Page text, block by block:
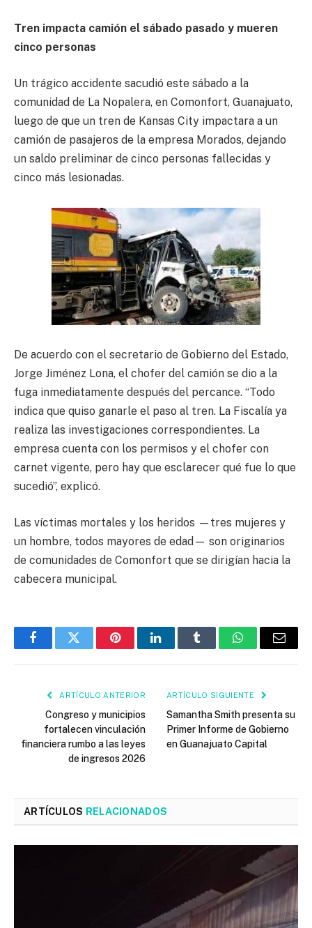
Tren impacta camión el sábado pasado y mueren
cinco personas
Un trágico accidente sacudió este sábado a la
comunidad de La Nopalera, en Comonfort, Guanajuato,
luego de que un tren de Kansas City impactara a un
camión de pasajeros de la empresa Morados, dejando
un saldo preliminar de cinco personas fallecidas y
cinco más lesionadas.
De acuerdo con el secretario de Gobierno del Estado,
Jorge Jiménez Lona, el chofer del camión se dio a la
fuga inmediatamente después del percance. “Todo
indica que quiso ganarle el paso al tren. La Fiscalía ya
realiza las investigaciones correspondientes. La
empresa cuenta con los permisos y el chofer con
carnet vigente, pero hay que esclarecer qué fue lo que
sucedió”, explicó.
Las víctimas mortales y los heridos —tres mujeres y
un hombre, todos mayores de edad— son originarios
de comunidades de Comonfort que se dirigían hacia la
cabecera municipal.
FacebookTwitter PinterestLinkedInTumblr WhatsAppEmail
ARTÍCULO ANTERIOR
Congreso y municipios
fortalecen vinculación
financiera rumbo a las leyes
de ingresos 2026
ARTÍCULO SIGUIENTE
Samantha Smith presenta su
Primer Informe de Gobierno
en Guanajuato Capital
ARTÍCULOS RELACIONADOS